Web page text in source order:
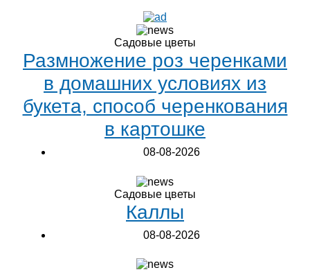
Садовые цветы
Размножение роз черенками
в домашних условиях из
букета, способ черенкования
в картошке
08-08-2026
Садовые цветы
Каллы
08-08-2026